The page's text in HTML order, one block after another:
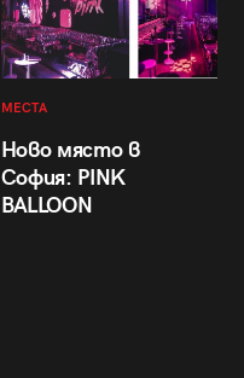
МЕСТА
Ново място в
София: PINK
BALLOON